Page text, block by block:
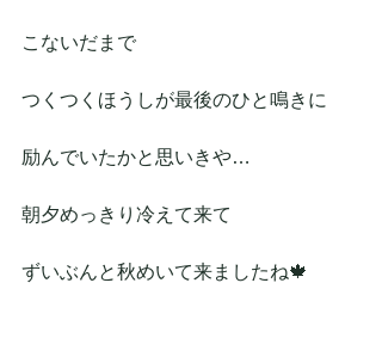
こないだまで
つくつくほうしが最後のひと鳴きに
励んでいたかと思いきや…
朝夕めっきり冷えて来て
ずいぶんと秋めいて来ましたね🍁